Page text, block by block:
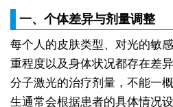
一、个体差异与剂量调整
每个人的皮肤类型、对光的敏
重程度以及身体状况都存在差
分子激光的治疗剂量，不能一
生通常会根据患者的具体情况